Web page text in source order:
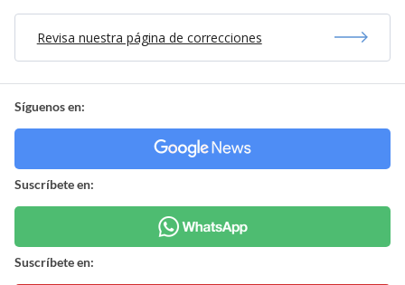
Revisa nuestra página de correcciones
Síguenos en:
Suscríbete en:
Suscríbete en: